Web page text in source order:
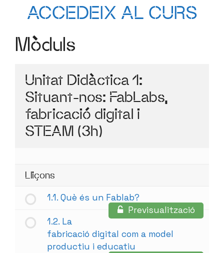
ACCEDEIX AL CURS
Mòduls
Unitat Didàctica 1:
Situant-nos: FabLabs,
fabricació digital i
STEAM (3h)
Lliçons
1.1. Què és un Fablab?
Previsualització
1.2. La
fabricació digital com a model
productiu i educatiu